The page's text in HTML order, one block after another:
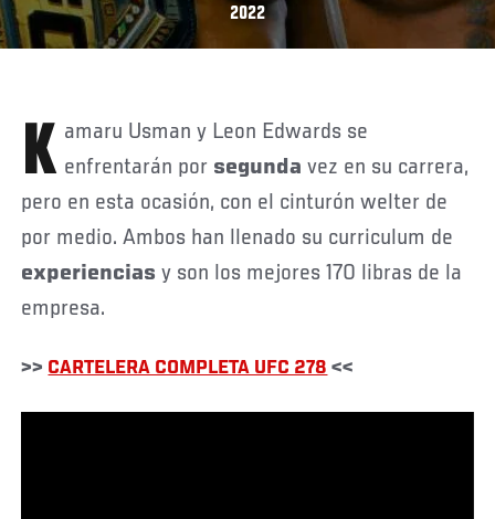
2022
Kamaru Usman y Leon Edwards se enfrentarán por segunda vez en su carrera,
pero en esta ocasión, con el cinturón welter de
por medio. Ambos han llenado su curriculum de
experienciasy son los mejores 170 libras de la
empresa.
>> CARTELERA COMPLETA UFC 278 <<